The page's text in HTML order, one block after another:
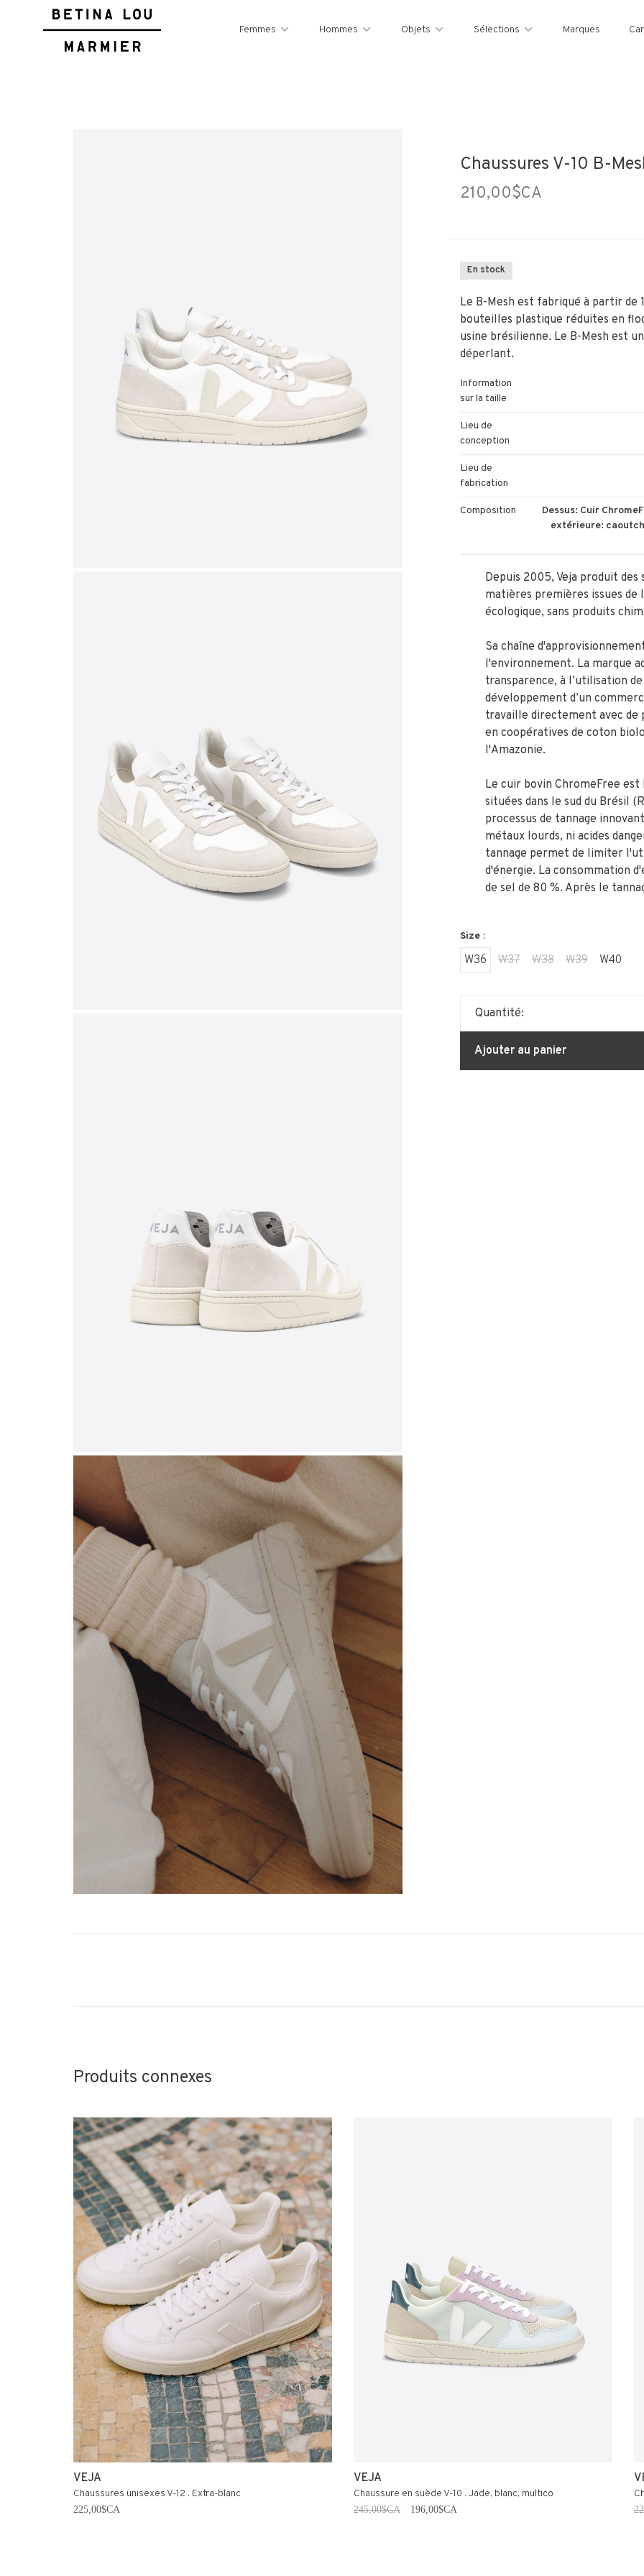
Femmes Hommes Objets Sélections Marques
Chaussures V-10 B-
210,00$CA
En stock
Le B-Mesh est fabriqué à partir
bouteilles plastique réduites en
usine brésilienne. Le B-Mesh est
déperlant.
Information
sur la taille
Lieu de
conception
Lieu de
fabrication
Composition
Dessus: Cuir
extérieure:
Depuis 2005, Veja produit
matières premières issues
écologique, sans produits
Sa chaîne
l'environnement. La marque
transparence, à l’utilisation
développement d’un
travaille directement avec de
en coopératives de coton
l'Amazonie.
Le cuir bovin ChromeFree
situées dans le sud du Brésil
processus de tannage
métaux lourds, ni acides
tannage permet de limiter
d'énergie. La consommation
de sel de 80 %. Après le
Size :
W36 W37 W38 W39 W40
Quantité:
Ajouter au panier
Produits connexes
VEJA
Chaussures unisexes V-12 . Extra-blanc
225,00$CA
VEJA
Chaussure en suède V-10 . Jade, blanc, multico
245,00$CA 196,00$CA